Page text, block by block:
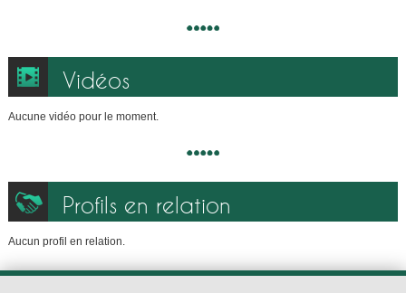
Vidéos
Aucune vidéo pour le moment.
Profils en relation
Aucun profil en relation.